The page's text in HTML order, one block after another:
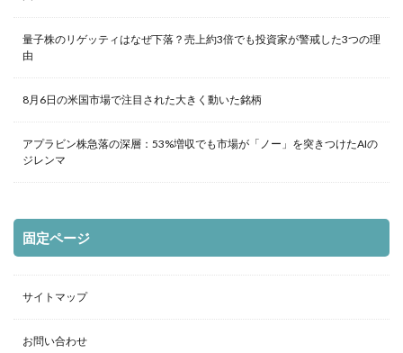
量子株のリゲッティはなぜ下落？売上約3倍でも投資家が警戒した3つの理
由
8月6日の米国市場で注目された大きく動いた銘柄
アプラビン株急落の深層：53%増収でも市場が「ノー」を突きつけたAIの
ジレンマ
固定ページ
サイトマップ
お問い合わせ